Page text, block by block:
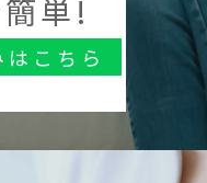
単!
こちら